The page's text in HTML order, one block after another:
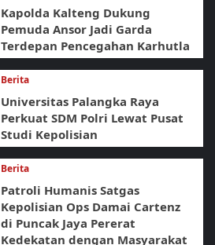
Kapolda Kalteng Dukung
Pemuda Ansor Jadi Garda
Terdepan Pencegahan Karhutla
Berita
Universitas Palangka Raya
Perkuat SDM Polri Lewat Pusat
Studi Kepolisian
Berita
Patroli Humanis Satgas
Kepolisian Ops Damai Cartenz
di Puncak Jaya Pererat
Kedekatan dengan Masyarakat